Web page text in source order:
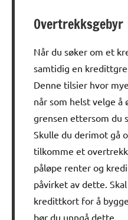
Overtrekksgebyr
Når du søker om et
samtidig en
Denne tilsier hvor
når som helst velge å
grensen ettersom du
Skulle du derimot gå
tilkomme et
påløpe renter og
påvirket av dette.
kredittkort for å
bør du unngå dette.